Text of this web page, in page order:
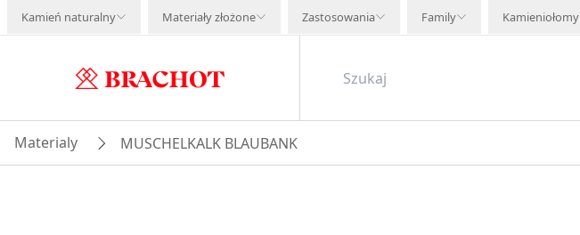
Kamień naturalny Materiały złożone Zastosowania Family Kamieniołomy
Materialy MUSCHELKALK BLAUBANK